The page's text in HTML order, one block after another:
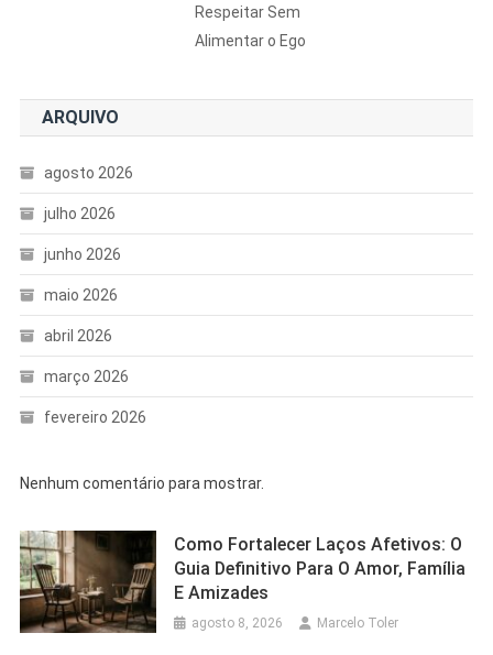
Respeitar Sem
Alimentar o Ego
ARQUIVO
agosto 2026
julho 2026
junho 2026
maio 2026
abril 2026
março 2026
fevereiro 2026
Nenhum comentário para mostrar.
Como Fortalecer Laços Afetivos: O
Guia Definitivo Para O Amor, Família
E Amizades
agosto 8, 2026 Marcelo Toler